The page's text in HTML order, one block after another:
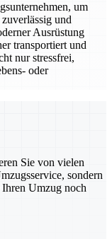
um
und
Ausrüstung
transportiert und
nur stressfrei,
oder
Sie von vielen
sondern
Umzug noch